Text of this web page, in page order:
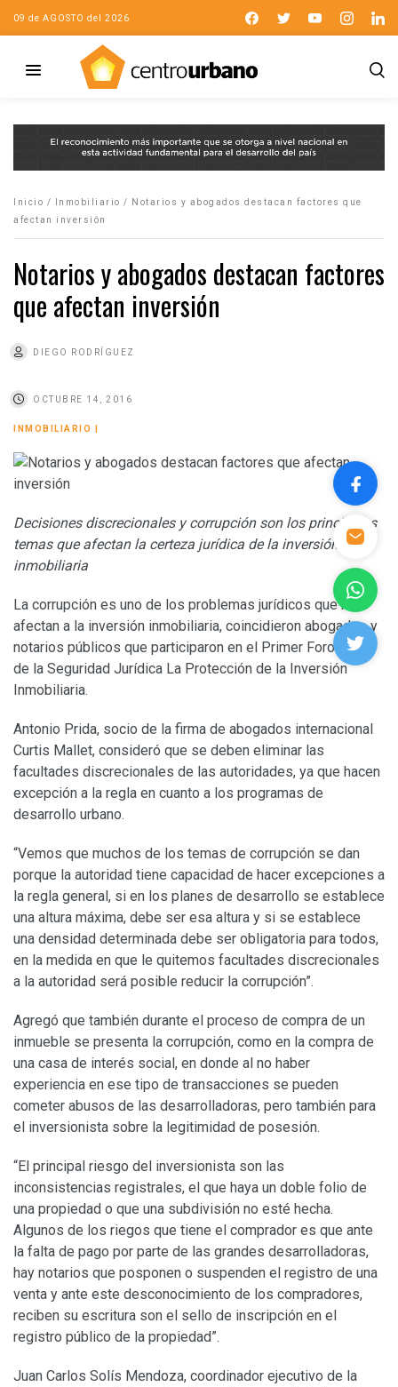
09 de AGOSTO del 2026
Inicio / Inmobiliario /
Notarios y abogados destacan factores que
afectan inversión
Notarios y abogados destacan factores
que afectan inversión
DIEGO RODRÍGUEZ
OCTUBRE 14, 2016
INMOBILIARIO
Decisiones discrecionales y corrupción son los principales
temas que afectan la certeza jurídica de la inversión
inmobiliaria
La corrupción es uno de los problemas jurídicos que más
afectan a la inversión inmobiliaria, coincidieron abogados y
notarios públicos que participaron en el Primer Foro Retos
de la Seguridad Jurídica La Protección de la Inversión
Inmobiliaria.
Antonio Prida, socio de la firma de abogados internacional
Curtis Mallet, consideró que se deben eliminar las
facultades discrecionales de las autoridades, ya que hacen
excepción a la regla en cuanto a los programas de
desarrollo urbano.
“Vemos que muchos de los temas de corrupción se dan
porque la autoridad tiene capacidad de hacer excepciones a
la regla general, si en los planes de desarrollo se establece
una altura máxima, debe ser esa altura y si se establece
una densidad determinada debe ser obligatoria para todos,
en la medida en que le quitemos facultades discrecionales
a la autoridad será posible reducir la corrupción”.
Agregó que también durante el proceso de compra de un
inmueble se presenta la corrupción, como en la compra de
una casa de interés social, en donde al no haber
experiencia en ese tipo de transacciones se pueden
cometer abusos de las desarrolladoras, pero también para
el inversionista sobre la legitimidad de posesión.
“El principal riesgo del inversionista son las
inconsistencias registrales, el que haya un doble folio de
una propiedad o que una subdivisión no esté hecha.
Algunos de los riegos que tiene el comprador es que ante
la falta de pago por parte de las grandes desarrolladoras,
hay notarios que posponen o suspenden el registro de una
venta y ante este desconocimiento de los compradores,
reciben su escritura son el sello de inscripción en el
registro público de la propiedad”.
Juan Carlos Solís Mendoza, coordinador ejecutivo de la